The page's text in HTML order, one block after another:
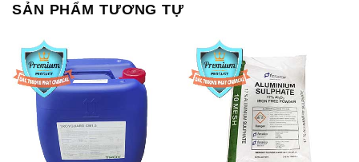
SẢN PHẨM TƯƠNG TỰ